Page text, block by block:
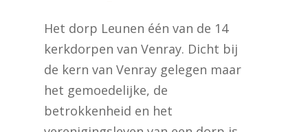
Het dorp Leunen één van de 14
kerkdorpen van Venray. Dicht bij
de kern van Venray gelegen maar
het gemoedelijke, de
betrokkenheid en het